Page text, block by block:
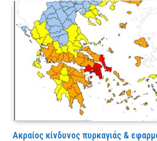
Ακραίος κίνδυνος πυρκαγιάς &